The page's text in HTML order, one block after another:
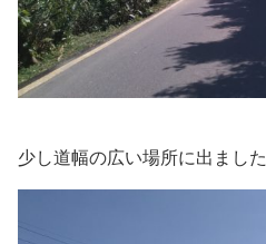
少し道幅の広い場所に出ました